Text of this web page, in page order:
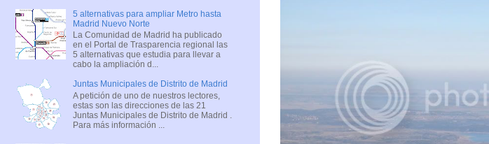
5 alternativas para ampliar Metro hasta
Madrid Nuevo Norte
La Comunidad de Madrid ha publicado
en el Portal de Trasparencia regional las
5 alternativas que estudia para llevar a
cabo la ampliación d...
Juntas Municipales de Distrito de Madrid
A petición de uno de nuestros lectores,
estas son las direcciones de las 21
Juntas Municipales de Distrito de Madrid .
Para más información ...